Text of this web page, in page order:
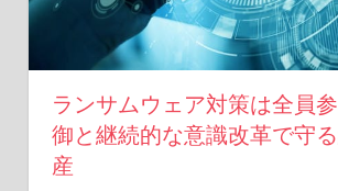
ランサムウェア対策は全員
御と継続的な意識改革で守
産